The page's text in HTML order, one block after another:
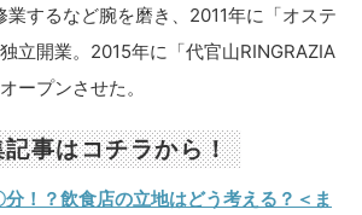
業するなど腕を磨き、2011年に「オステ
立開業。2015年に「代官山RINGRAZIA
ープンさせた。
事はコチラから！
分！？飲食店の立地はどう考える？＜ま